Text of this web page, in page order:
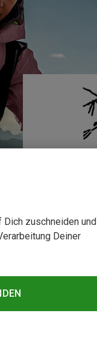
zuschneiden und
Deiner